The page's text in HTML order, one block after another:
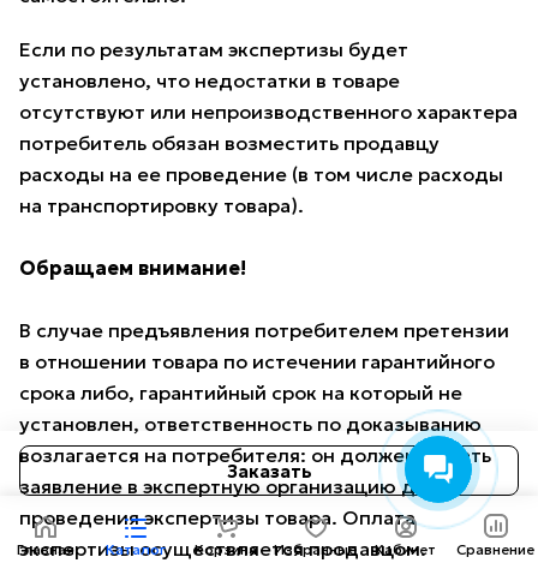
Заказать
Если по результатам экспертизы будет
установлено, что недостатки в товаре
отсутствуют или непроизводственного характера
потребитель обязан возместить продавцу
расходы на ее проведение (в том числе расходы
на транспортировку товара).
Обращаем внимание!
В случае предъявления потребителем претензии
в отношении товара по истечении гарантийного
срока либо, гарантийный срок на который не
установлен, ответственность по доказыванию
возлагается на потребителя: он должен подать
заявление в экспертную организацию для
проведения экспертизы товара. Оплата
экспертизы осуществляется продавцом.
Главная Каталог Корзина Избранные Кабинет Сравнение